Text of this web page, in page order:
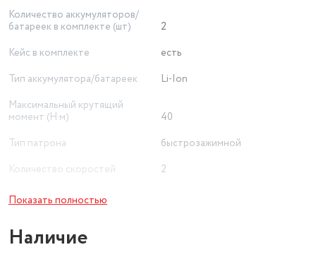
Количество аккумуляторов/
батареек в комплекте (шт)
2
Кейс в комплекте
есть
Тип аккумулятора/батареек
Li-Ion
Максимальный крутящий
момент (Н·м)
40
Тип патрона
быстрозажимной
Количество скоростей
2
Подсветка
Вид
Показать полностью
Наличие